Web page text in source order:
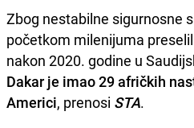
Zbog nestabilne sigurnosne
početkom milenijuma
nakon 2020. godine u
Dakar je imao 29 afričkih
Americi, prenosi STA.